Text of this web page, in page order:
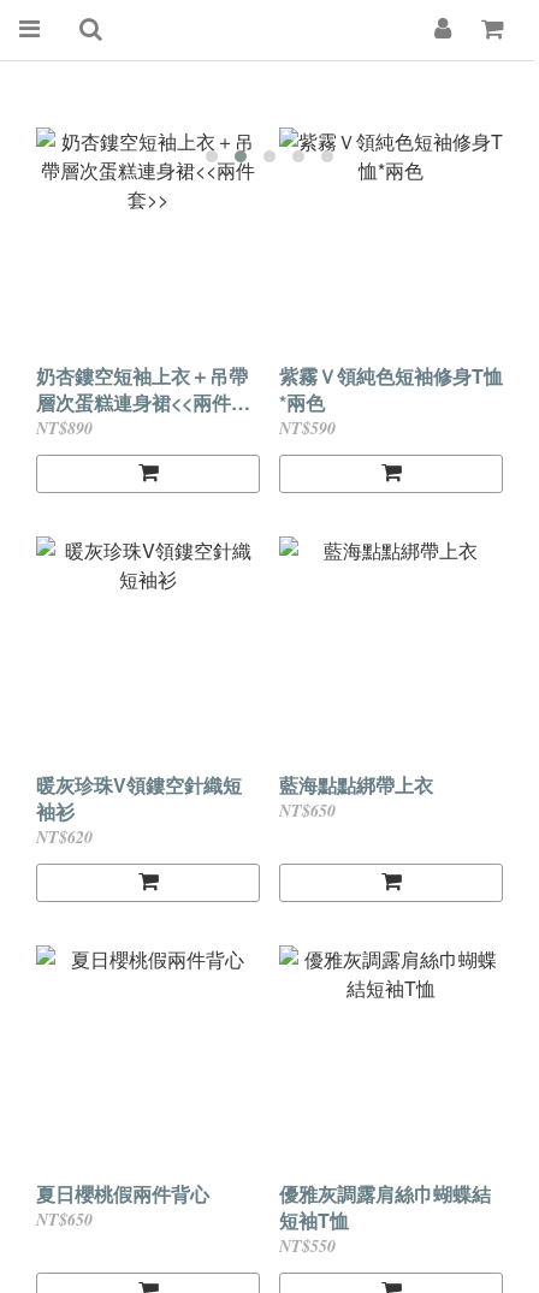
奶杏鏤空短袖上衣＋吊帶
層次蛋糕連身裙<<兩件套
>>
NT$890
紫霧Ｖ領純色短袖修身T恤
*兩色
NT$590
暖灰珍珠V領鏤空針織短
袖衫
NT$620
藍海點點綁帶上衣
NT$650
夏日櫻桃假兩件背心
NT$650
優雅灰調露肩絲巾蝴蝶結
短袖T恤
NT$550